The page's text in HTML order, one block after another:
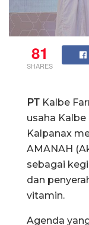
81
SHARES
PT Kalbe
usaha
Kalpanax
AMANAH
sebagai
dan
vitamin.
Agenda